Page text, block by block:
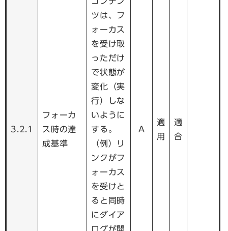
3.2.1
フォーカ
ス時の達
成基準
ツは、フ
ォーカス
を受け取
っただけ
で状態が
変化（実
行）しな
いように
する。
（例）リ
ンクがフ
ォーカス
を受けと
ると同時
にダイア
ログが開
A
適
用
適
合